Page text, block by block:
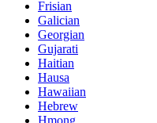
Frisian
Galician
Georgian
Gujarati
Haitian
Hausa
Hawaiian
Hebrew
Hmong